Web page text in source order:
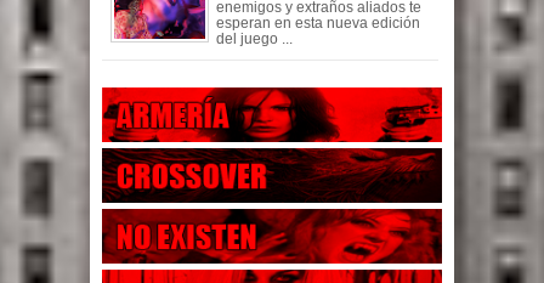
enemigos y extraños aliados te
esperan en esta nueva edición
del juego ...